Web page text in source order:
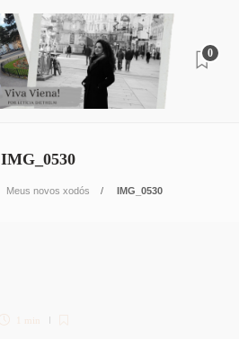
0
IMG_0530
Meus novos xodós IMG_0530
1 min